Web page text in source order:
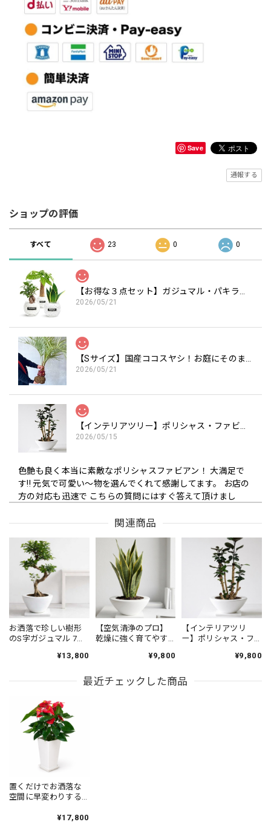
Save
通報する
ショップの評価
すべて 23 0 0
【お得な３点セット】ガジュマル・パキラ・サンスベリア白砂利セット（丸容器）
2026/05/21
【Sサイズ】国産ココスヤシ！お庭にそのまま植えて南国気分を楽しめます 約120cm（苗のみ）
2026/05/21
【インテリアツリー】ポリシャス・ファビアン 7号 財運の木（高級平鉢陶器）
2026/05/15
色艶も良く本当に素敵なポリシャスファビアン！ 大満足で
す!! 元気で可愛い〜物を選んでくれて感謝してます。 お店の
方の対応も迅速で こちらの質問にはすぐ答えて頂けまし
しいくて 素敵なポリシャスファビアンを 我家に迎えられて
圧倒的な存在感でお洒落な観葉植物モンステラ 6号 陶器鉢
商品も素晴らしくめちゃくちゃ気に入っています 名前もモ
ンちゃんと決まりました スタッフさんの丁寧なお心遣いが
ありがたかったです これからも宜しくお願いします
この度は大変お世話になりありがとうございました 物凄く
素敵で丁寧な対応をして頂きこのお店で購入出来た事を嬉し
く思っています 商品も物凄く気に入ってます一目惚れです
大切に育てていきたいです 是非とも又購入させて頂きたい
関連商品
お洒落で珍しい樹形
のS字ガジュマル 7号
¥13,800
【空気清浄のプロ】
乾燥に強く育てやす
（高級平鉢陶器）¥9,800
【インテリアツリ
ー】ポリシャス・フ
木（高級平鉢陶器）
¥9,800
最近チェックした商品
置くだけでお洒落な
空間に早変わりする
¥17,800